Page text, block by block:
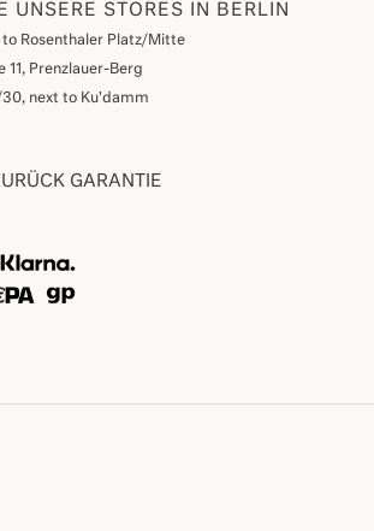
UNSERE STORES IN BERLIN
to Rosenthaler Platz/Mitte
11, Prenzlauer-Berg
next to Ku'damm
GARANTIE